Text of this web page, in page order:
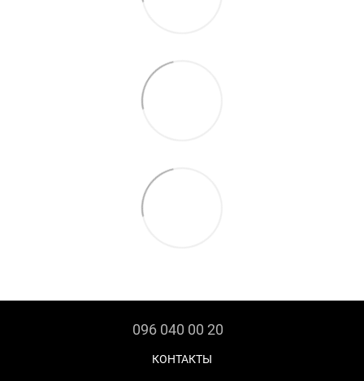
096 040 00 20
КОНТАКТЫ